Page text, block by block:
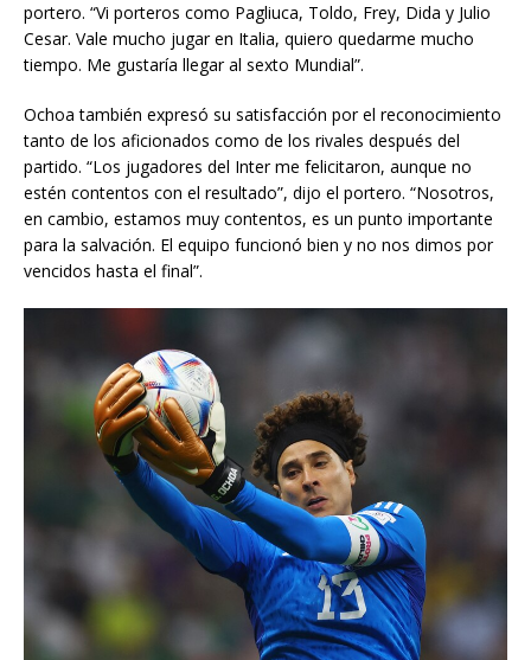
portero. “Vi porteros como Pagliuca, Toldo, Frey, Dida y Julio
Cesar. Vale mucho jugar en Italia, quiero quedarme mucho
tiempo. Me gustaría llegar al sexto Mundial”.
Ochoa también expresó su satisfacción por el reconocimiento
tanto de los aficionados como de los rivales después del
partido. “Los jugadores del Inter me felicitaron, aunque no
estén contentos con el resultado”, dijo el portero. “Nosotros,
en cambio, estamos muy contentos, es un punto importante
para la salvación. El equipo funcionó bien y no nos dimos por
vencidos hasta el final”.